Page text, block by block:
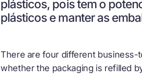
plásticos, pois tem o
plásticos e manter as
There are four different
whether the packaging is refilled